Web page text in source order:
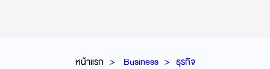
หน้าแรก Business ธุรกิจ